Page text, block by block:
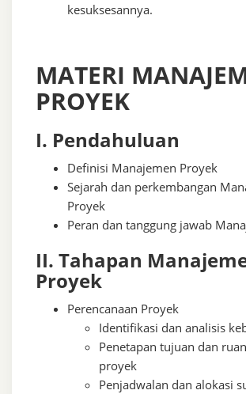
kesuksesannya.
MATERI
PROYEK
I. Pendahuluan
Definisi Manajemen Proyek
Sejarah dan perkembangan
Proyek
Peran dan tanggung jawab
II. Tahapan
Proyek
Perencanaan Proyek
Identifikasi dan analisis
Penetapan tujuan dan
proyek
Penjadwalan dan alokasi